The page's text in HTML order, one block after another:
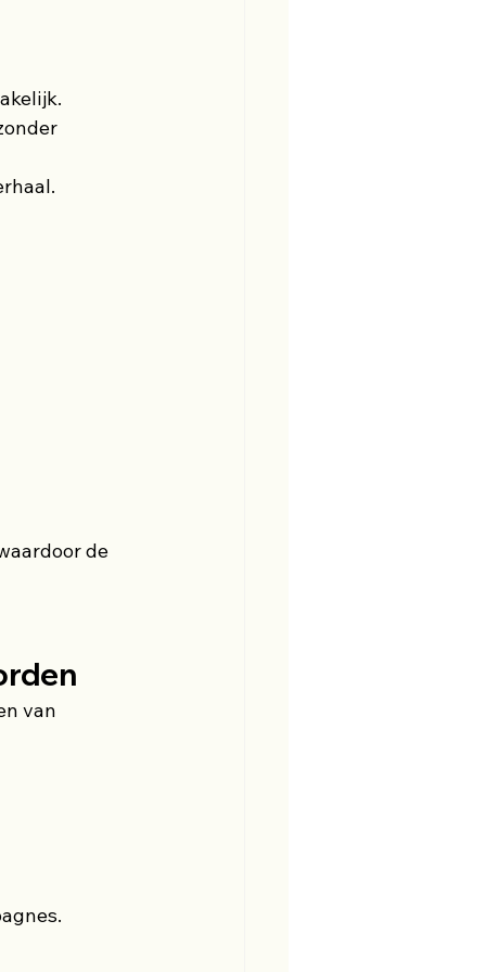
de
van